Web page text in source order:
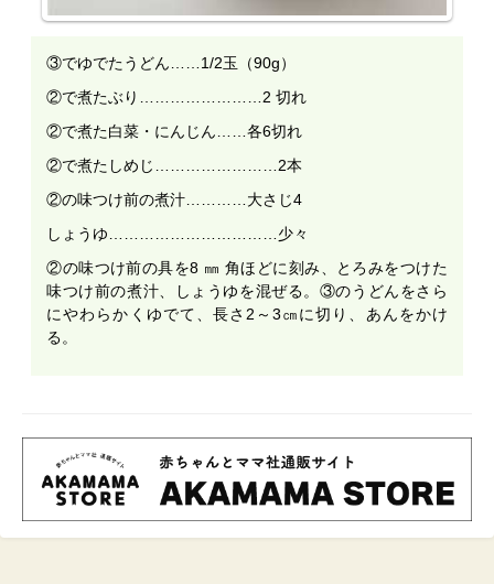
③でゆでたうどん……1/2玉（90g）
②で煮たぶり……………………2 切れ
②で煮た白菜・にんじん……各6切れ
②で煮たしめじ……………………2本
②の味つけ前の煮汁…………大さじ4
しょうゆ……………………………少々
②の味つけ前の具を8 ㎜ 角ほどに刻み、とろみをつけた
味つけ前の煮汁、しょうゆを混ぜる。③のうどんをさら
にやわらかくゆでて、長さ2～3㎝に切り、あんをかけ
る。